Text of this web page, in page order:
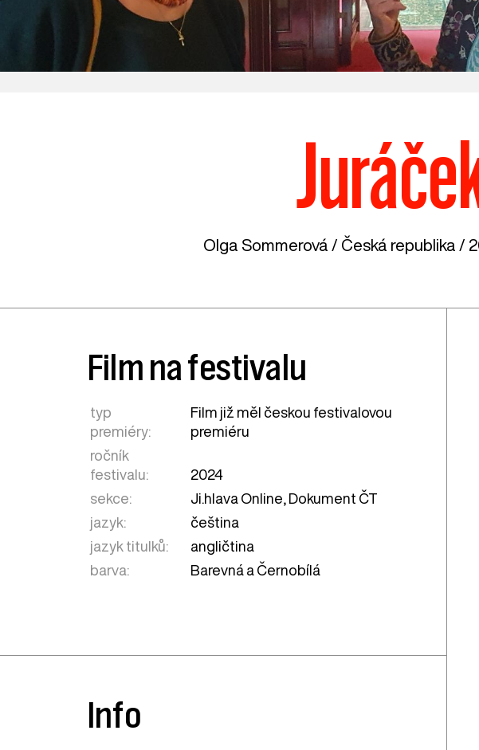
Olga Sommerová / Česká republika /
Film na festivalu
typ
premiéry:
Film již měl českou festivalovou
premiéru
ročník
festivalu:
2024
sekce:
Ji.hlava Online Dokument ČT
jazyk:
čeština
jazyk titulků:
angličtina
barva:
Barevná a Černobílá
Info